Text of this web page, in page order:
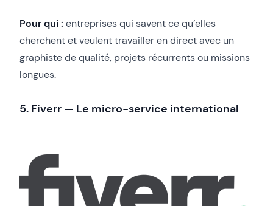
Pour qui : entreprises qui savent ce qu’elles
cherchent et veulent travailler en direct avec un
graphiste de qualité, projets récurrents ou missions
longues.
5. Fiverr — Le micro-service international